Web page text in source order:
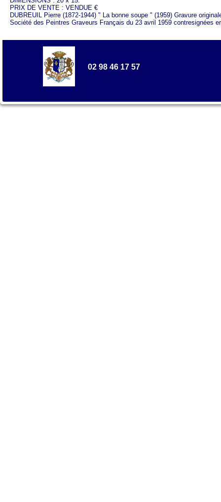
PRIX DE VENTE : VENDUE €
DUBREUIL Pierre (1872-1944) " La bonne soupe " (1959) Gravure
Société des Peintres Graveurs Français du 23 avril 1959 contresignées
02 98 46 17 57